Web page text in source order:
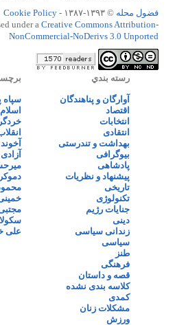
فضول محله © ۱۳۹۳-۱۳۸۷ -
Cookie Policy
under a Creative Commons Attribution-
NonCommercial-NoDerivs 3.0 Unported
رسته بندي
آوارگان و پناهندگان
اقتصاد
انتخابات
انتقادی
بهداشت و تندرستی
بیوگرافی
پادشاهی
پیشنهاد و نظریات
تاریخی
تکنولوژی
جنایات رژیم
دینی
زندانی سیاسی
سیاسی
طنز
فرهنگی
قصه و داستان
کلاسه بندی نشده
کمدی
مشکلات زنان
ورزش
سپاه
اسلام
آخوند
آزادی
علی